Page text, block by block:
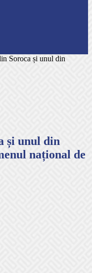
Soroca și unul din
și unul din
național de